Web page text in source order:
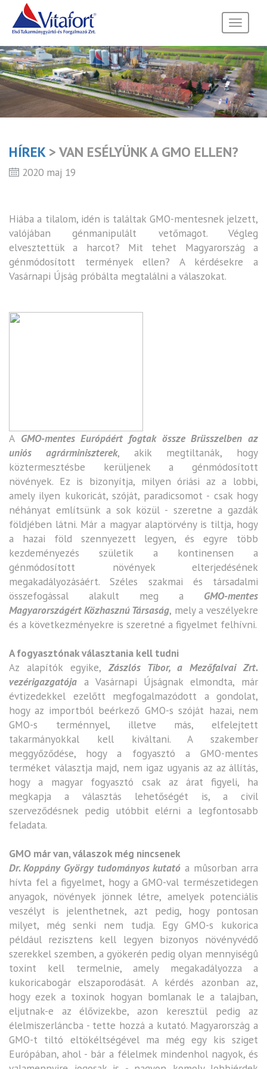
Toggle
HÍREK> VAN ESÉLYÜNK A GMO ELLEN?
2020 maj 19
Hiába a tilalom, idén is találtak GMO-mentesnek jelzett,
valójában génmanipulált vetőmagot. Végleg
elvesztettük a harcot? Mit tehet Magyarország a
génmódosított termények ellen? A kérdésekre a
Vasárnapi Újság próbálta megtalálni a válaszokat.
A GMO-mentes Európáért fogtak össze Brüsszelben az
uniós agrárminiszterek, akik megtiltanák, hogy
köztermesztésbe kerüljenek a génmódosított
növények. Ez is bizonyítja, milyen óriási az a lobbi,
amely ilyen kukoricát, szóját, paradicsomot - csak hogy
néhányat említsünk a sok közül - szeretne a gazdák
földjében látni. Már a magyar alaptörvény is tiltja, hogy
a hazai föld szennyezett legyen, és egyre több
kezdeményezés születik a kontinensen a
génmódosított növények elterjedésének
megakadályozásáért. Széles szakmai és társadalmi
összefogással alakult meg a GMO-mentes
Magyarországért Közhasznú Társaság, mely a veszélyekre
és a következményekre is szeretné a figyelmet felhívni.
A fogyasztónak választania kell tudni
Az alapítók egyike, Zászlós Tibor, a Mezőfalvai Zrt.
vezérigazgatója a Vasárnapi Újságnak elmondta, már
évtizedekkel ezelőtt megfogalmazódott a gondolat,
hogy az importból beérkező GMO-s szóját hazai, nem
GMO-s terménnyel, illetve más, elfelejtett
takarmányokkal kell kiváltani. A szakember
meggyőződése, hogy a fogyasztó a GMO-mentes
terméket választja majd, nem igaz ugyanis az az állítás,
hogy a magyar fogyasztó csak az árat figyeli, ha
megkapja a választás lehetőségét is, a civil
szerveződésnek pedig utóbbit elérni a legfontosabb
feladata.
GMO már van, válaszok még nincsenek
Dr. Koppány György tudományos kutató a mûsorban arra
hívta fel a figyelmet, hogy a GMO-val természetidegen
anyagok, növények jönnek létre, amelyek potenciális
veszélyt is jelenthetnek, azt pedig, hogy pontosan
milyet, még senki nem tudja. Egy GMO-s kukorica
például rezisztens kell legyen bizonyos növényvédő
szerekkel szemben, a gyökerén pedig olyan mennyiségû
toxint kell termelnie, amely megakadályozza a
kukoricabogár elszaporodását. A kérdés azonban az,
hogy ezek a toxinok hogyan bomlanak le a talajban,
eljutnak-e az élővizekbe, azon keresztül pedig az
élelmiszerláncba - tette hozzá a kutató. Magyarország a
GMO-t tiltó eltökéltségével ma még egy kis sziget
Európában, ahol - bár a félelmek mindenhol nagyok, és